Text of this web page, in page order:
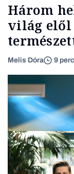
Három
világ elől
Melis Dóra 9 perc